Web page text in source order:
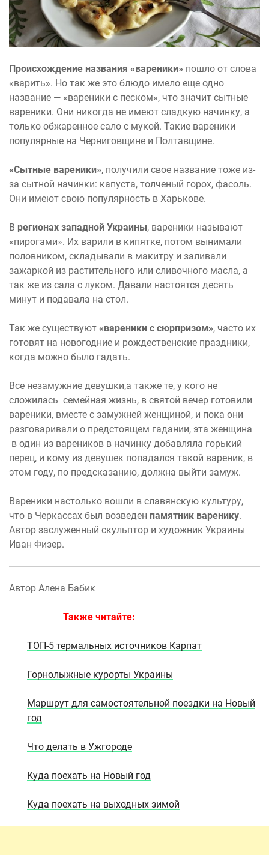
Происхождение названия «вареники» пошло от слова
«варить». Но так же это блюдо имело еще одно
название — «вареники с песком», что значит сытные
вареники. Они никогда не имеют сладкую начинку, а
только обжаренное сало с мукой. Такие вареники
популярные на Черниговщине и Полтавщине.
«Сытные вареники», получили свое название тоже из-
за сытной начинки: капуста, толченый горох, фасоль.
Они имеют свою популярность в Харькове.
В регионах западной Украины, вареники называют
«пирогами». Их варили в кипятке, потом вынимали
половником, складывали в макитру и заливали
зажаркой из растительного или сливочного масла, а
так же из сала с луком. Давали настоятся десять
минут и подавала на стол.
Так же существуют «вареники с сюрпризом», часто их
готовят на новогодние и рождественские праздники,
когда можно было гадать.
Все незамужние девушки,а также те, у кого не
сложилась семейная жизнь, в святой вечер готовили
вареники, вместе с замужней женщиной, и пока они
разговаривали о предстоящем гадании, эта женщина
в один из вареников в начинку добавляла горький
перец, и кому из девушек попадался такой вареник, в
этом году, по предсказанию, должна выйти замуж.
Вареники настолько вошли в славянскую культуру,
что в Черкассах был возведен памятник варенику.
Автор заслуженный скульптор и художник Украины
Иван Физер.
Автор Алена Бабик
Также читайте:
ТОП-5 термальных источников Карпат
Горнолыжные курорты Украины
Маршрут для самостоятельной поездки на Новый
год
Что делать в Ужгороде
Куда поехать на Новый год
Куда поехать на выходных зимой